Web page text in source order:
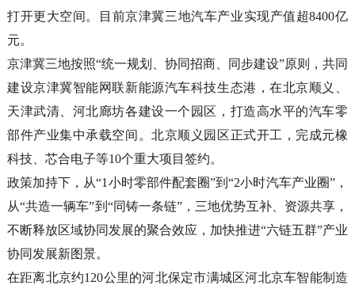
打开更大空间。目前京津冀三地汽车产业实现产值超8400亿
元。
京津冀三地按照“统一规划、协同招商、同步建设”原则，共同
建设京津冀智能网联新能源汽车科技生态港，在北京顺义、
天津武清、河北廊坊各建设一个园区，打造高水平的汽车零
部件产业集中承载空间。北京顺义园区正式开工，完成元橡
科技、芯合电子等10个重大项目签约。
政策加持下，从“1小时零部件配套圈”到“2小时汽车产业圈”，
从“共造一辆车”到“同铸一条链”，三地优势互补、资源共享，
不断释放区域协同发展的聚合效应，加快推进“六链五群”产业
协同发展新图景。
在距离北京约120公里的河北保定市满城区河北京车智能制造